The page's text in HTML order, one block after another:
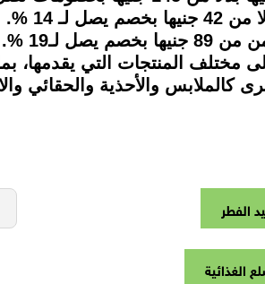
المنتجات التي يقدمها،
كالملابس والأحذية
الفطر
الغذائية